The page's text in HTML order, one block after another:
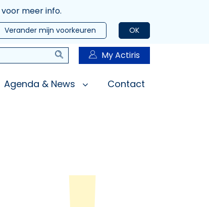
voor meer info.
OK
Verander mijn voorkeuren
Zoeken My Actiris
Agenda & News Contact